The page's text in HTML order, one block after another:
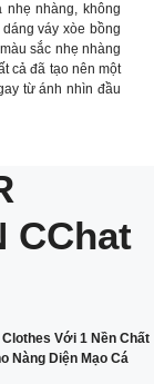
nhàng, không
váy xòe bồng
sắc nhẹ nhàng
cả đã tạo nên một
từ ánh nhìn đầu
CChat